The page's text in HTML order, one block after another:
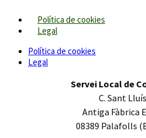
Política de cookies
Legal
Política de cookies
Legal
Servei Local de
C. Sant
Antiga Fàbrica
08389 Palafolls